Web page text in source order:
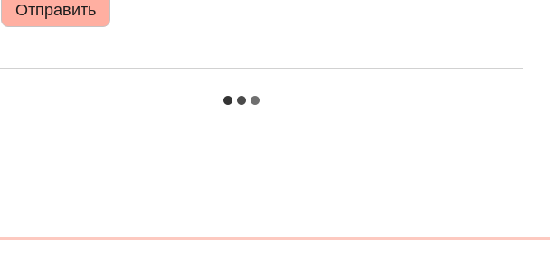
Отправить